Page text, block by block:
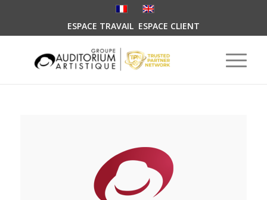
ESPACE TRAVAIL ESPACE CLIENT